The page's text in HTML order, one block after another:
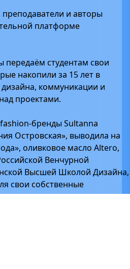
и авторы
платформе
передаём студентам свои
накопили за 15 лет в
коммуникации и
проектами.
бренды Sultanna
Островская», выводила на
оливковое масло Altero,
Венчурной
Высшей Школой Дизайна,
свои собственные